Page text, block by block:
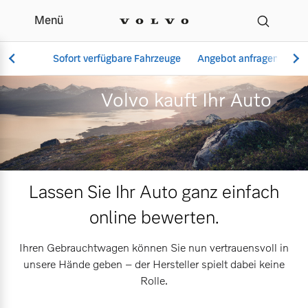
Volvo kauft Ihr Auto |
Menü
Sofort verfügbare Fahrzeuge Angebot anfragen
Vollelektrisch
6 Modelle
Plug-in Hybrid
3 Modelle
Volvo kauft Ihr Auto
Lassen Sie Ihr Auto ganz einfach
online bewerten.
Ihren Gebrauchtwagen können Sie nun vertrauensvoll in
unsere Hände geben – der Hersteller spielt dabei keine
Rolle.